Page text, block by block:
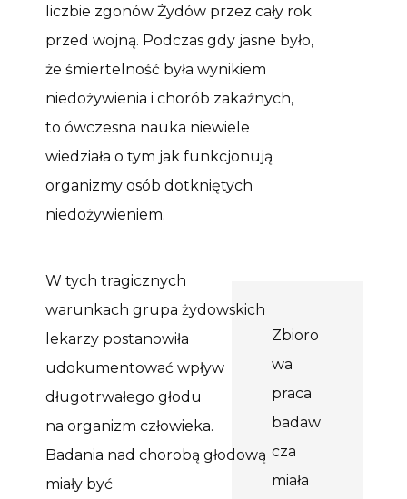
liczbie zgonów Żydów przez cały rok
przed wojną. Podczas gdy jasne było,
że śmiertelność była wynikiem
niedożywienia i chorób zakaźnych,
to ówczesna nauka niewiele
wiedziała o tym jak funkcjonują
organizmy osób dotkniętych
niedożywieniem.
W tych tragicznych
warunkach grupa żydowskich
lekarzy postanowiła
udokumentować wpływ
długotrwałego głodu
na organizm człowieka.
Badania nad chorobą głodową
miały być
Zbioro
wa
praca
badaw
cza
miała